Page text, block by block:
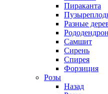
Пираканта
Разные
Самшит
Сирень
Спирея
Форзиция
Розы
Назад